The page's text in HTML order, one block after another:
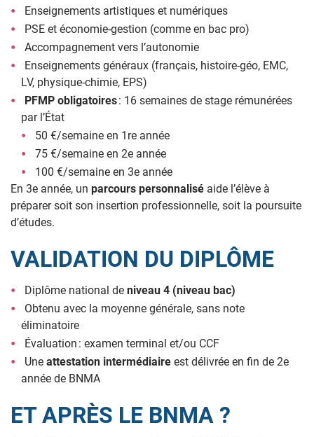
Enseignements artistiques et numériques
PSE et économie-gestion (comme en bac pro)
Accompagnement vers l’autonomie
Enseignements généraux (français, histoire-géo, EMC,
LV, physique-chimie, EPS)
PFMP obligatoires: 16 semaines de stage rémunérées
par l’État
50 €/semaine en 1re année
75 €/semaine en 2e année
100 €/semaine en 3e année
En 3e année, un parcours personnalisé aide l’élève à
préparer soit son insertion professionnelle, soit la poursuite
d’études.
VALIDATION DU DIPLÔME
Diplôme national de niveau 4 (niveau bac)
Obtenu avec la moyenne générale, sans note
éliminatoire
Évaluation : examen terminal et/ou CCF
Une attestation intermédiaire est délivrée en fin de 2e
année de BNMA
ET APRÈS LE BNMA ?